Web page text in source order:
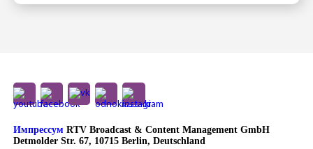
Импрессум RTV Broadcast & Content Management GmbH
Detmolder Str. 67, 10715 Berlin, Deutschland